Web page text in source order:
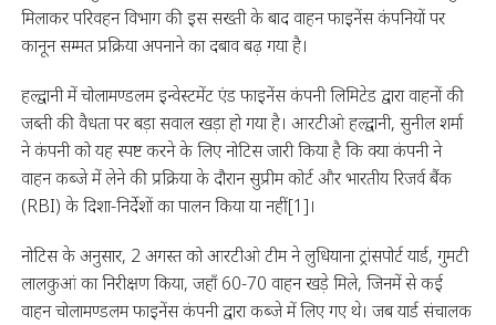
मिलाकर परिवहन विभाग की इस सख्ती के बाद वाहन फाइनेंस कंपनियों पर
कानून सम्मत प्रक्रिया अपनाने का दबाव बढ़ गया है।
हल्द्वानी में चोलामण्डलम इन्वेस्टमेंट एंड फाइनेंस कंपनी लिमिटेड द्वारा वाहनों की
जब्ती की वैधता पर बड़ा सवाल खड़ा हो गया है। आरटीओ हल्द्वानी, सुनील शर्मा
ने कंपनी को यह स्पष्ट करने के लिए नोटिस जारी किया है कि क्या कंपनी ने
वाहन कब्जे में लेने की प्रक्रिया के दौरान सुप्रीम कोर्ट और भारतीय रिजर्व बैंक
(RBI) के दिशा-निर्देशों का पालन किया या नहीं[1]।
नोटिस के अनुसार, 2 अगस्त को आरटीओ टीम ने लुधियाना ट्रांसपोर्ट यार्ड, गुमटी
लालकुआं का निरीक्षण किया, जहाँ 60-70 वाहन खड़े मिले, जिनमें से कई
वाहन चोलामण्डलम फाइनेंस कंपनी द्वारा कब्जे में लिए गए थे। जब यार्ड संचालक